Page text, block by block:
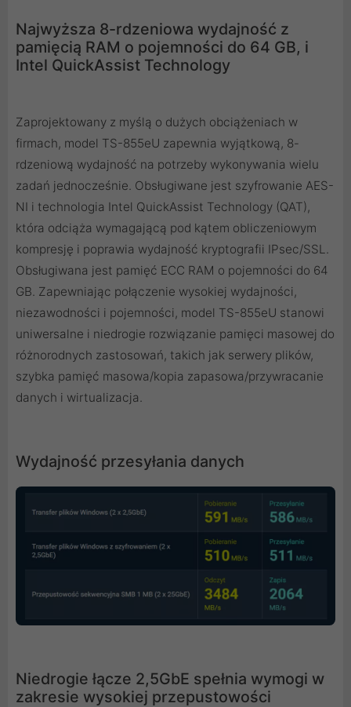
Najwyższa 8-rdzeniowa wydajność z
pamięcią RAM o pojemności do 64 GB, i
Intel QuickAssist Technology
Zaprojektowany z myślą o dużych obciążeniach w
firmach, model TS-855eU zapewnia wyjątkową, 8-
rdzeniową wydajność na potrzeby wykonywania wielu
zadań jednocześnie. Obsługiwane jest szyfrowanie AES-
NI i technologia Intel QuickAssist Technology (QAT),
która odciąża wymagającą pod kątem obliczeniowym
kompresję i poprawia wydajność kryptografii IPsec/SSL.
Obsługiwana jest pamięć ECC RAM o pojemności do 64
GB. Zapewniając połączenie wysokiej wydajności,
niezawodności i pojemności, model TS-855eU stanowi
uniwersalne i niedrogie rozwiązanie pamięci masowej do
różnorodnych zastosowań, takich jak serwery plików,
szybka pamięć masowa/kopia zapasowa/przywracanie
danych i wirtualizacja.
Wydajność przesyłania danych
Niedrogie łącze 2,5GbE spełnia wymogi w
zakresie wysokiej przepustowości